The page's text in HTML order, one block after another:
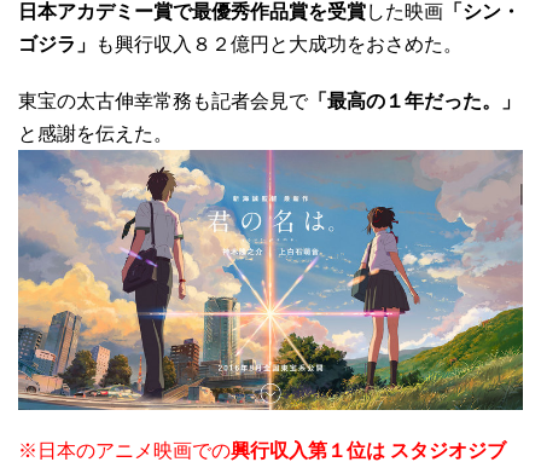
日本アカデミー賞で最優秀作品賞を受賞した映画 「シン・
ゴジラ」
も興行収入８２億円と大成功をおさめた。
東宝の太古伸幸常務も記者会見で「最高の１年だった。」
と感謝を伝えた。
※日本のアニメ映画での興行収入第１位は スタジオジブ